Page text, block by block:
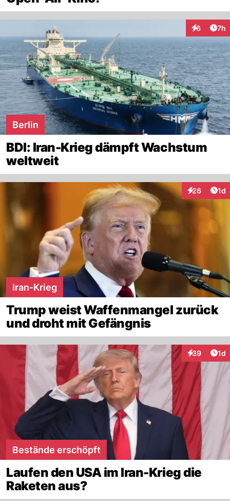
6 7h
Berlin
BDI: Iran-Krieg dämpft Wachstum
weltweit
26
Interaktionen
1d
Iran-Krieg
Trump weist Waffenmangel zurück
und droht mit Gefängnis
39
Interaktionen
1d
Bestände erschöpft
Laufen den USA im Iran-Krieg die
Raketen aus?